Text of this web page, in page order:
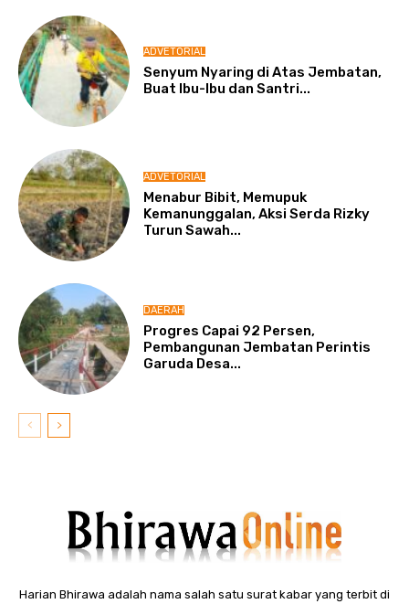
ADVETORIAL
Senyum Nyaring di Atas Jembatan,
Buat Ibu-Ibu dan Santri...
ADVETORIAL
Menabur Bibit, Memupuk
Kemanunggalan, Aksi Serda Rizky
Turun Sawah...
DAERAH
Progres Capai 92 Persen,
Pembangunan Jembatan Perintis
Garuda Desa...
Harian Bhirawa adalah nama salah satu surat kabar yang terbit di